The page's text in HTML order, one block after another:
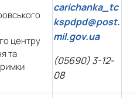
центру
та
carichanka_tc
kspdpd@post.
mil.gov.ua
(05690) 3-12-
08